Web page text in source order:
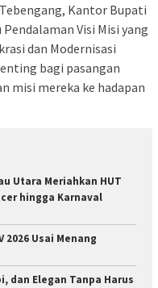
Kantor Bupati
Visi Misi yang
dan Modernisasi
bagi pasangan
misi mereka ke hadapan
Utara Meriahkan HUT
hingga Karnaval
2026 Usai Menang
dan Elegan Tanpa Harus